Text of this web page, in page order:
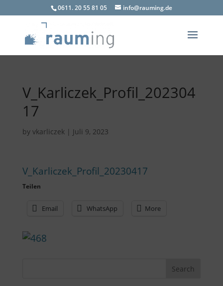
0611. 20 55 81 05 info@rauming.de
V_Karliczek_Profil_202304
17
by vkarliczek| Juli 9, 2023
V_Karliczek_Profil_20230417
Teilen
Email WhatsApp More